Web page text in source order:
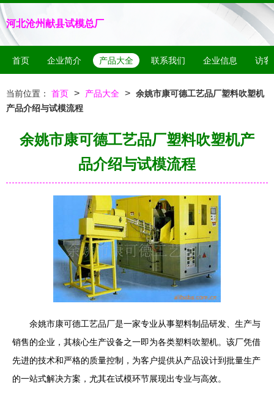
河北沧州献县试模总厂
首页 企业简介 产品大全 联系我们 企业信息 访客
当前位置： 首页 > 产品大全 > 余姚市康可德工艺品厂塑料吹塑机
产品介绍与试模流程
余姚市康可德工艺品厂塑料吹塑机产
品介绍与试模流程
余姚市康可德工艺品厂是一家专业从事塑料制品研发、生产与
销售的企业，其核心生产设备之一即为各类塑料吹塑机。该厂凭借
先进的技术和严格的质量控制，为客户提供从产品设计到批量生产
的一站式解决方案，尤其在试模环节展现出专业与高效。